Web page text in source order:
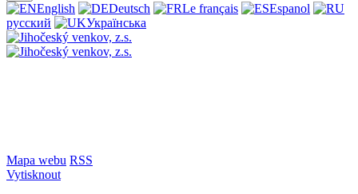
English Deutsch Le français
Espanol
русский
Українська
Mapa webu RSS
Vytisknout